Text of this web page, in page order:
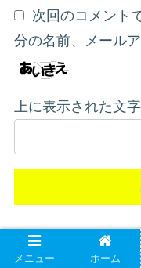
次回のコメント
分の名前、メール
上に表示された文
ホーム
ライフ
メニュー
ホーム